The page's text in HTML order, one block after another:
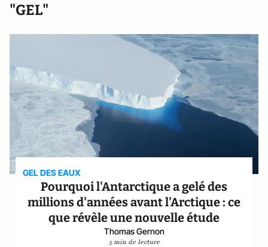
"GEL"
GEL DES EAUX
Pourquoi l'Antarctique a gelé des
millions d'années avant l'Arctique : ce
que révèle une nouvelle étude
Thomas Gernon
5 min de lecture